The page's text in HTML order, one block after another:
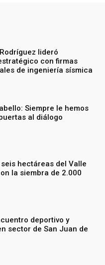
lideró
con firmas
de ingeniería sísmica
Siempre le hemos
al diálogo
hectáreas del Valle
la siembra de 2.000
deportivo y
sector de San Juan de